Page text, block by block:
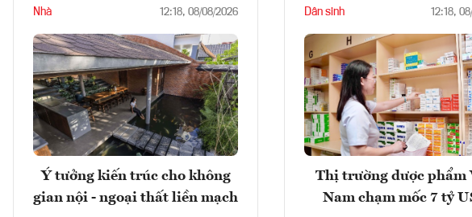
Nhà 12:18, 08/08/2026
Ý tưởng kiến trúc cho không
gian nội - ngoại thất liền mạch
Dân sinh 12:18,
Thị trường dược phẩm
Nam chạm mốc 7 tỷ